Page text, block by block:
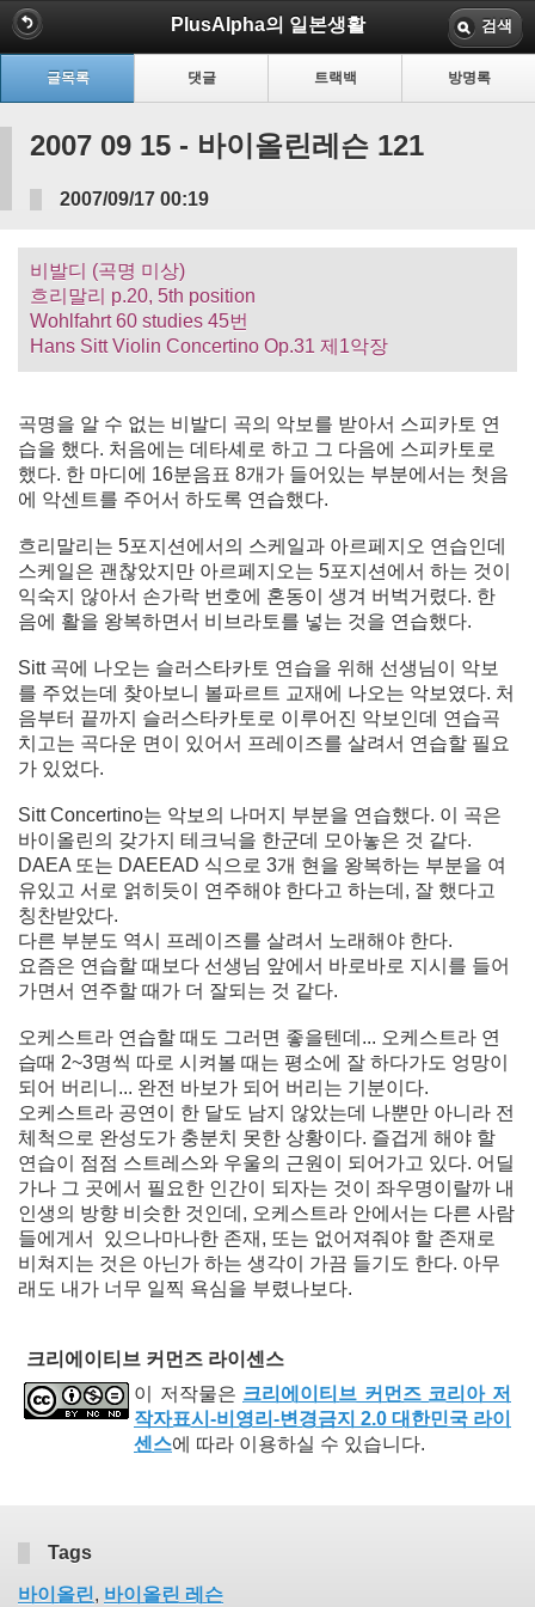
PlusAlpha의 일본생활 검색
글목록 댓글 트랙백 방명록
2007 09 15 - 바이올린레슨 121
2007/09/17 00:19
비발디 (곡명 미상)
흐리말리 p.20, 5th position
Wohlfahrt 60 studies 45번
Hans Sitt Violin Concertino Op.31 제1악장
곡명을 알 수 없는 비발디 곡의 악보를 받아서 스피카토 연
습을 했다. 처음에는 데타셰로 하고 그 다음에 스피카토로
했다. 한 마디에 16분음표 8개가 들어있는 부분에서는 첫음
에 악센트를 주어서 하도록 연습했다.
흐리말리는 5포지션에서의 스케일과 아르페지오 연습인데
스케일은 괜찮았지만 아르페지오는 5포지션에서 하는 것이
익숙지 않아서 손가락 번호에 혼동이 생겨 버벅거렸다. 한
음에 활을 왕복하면서 비브라토를 넣는 것을 연습했다.
Sitt 곡에 나오는 슬러스타카토 연습을 위해 선생님이 악보
를 주었는데 찾아보니 볼파르트 교재에 나오는 악보였다. 처
음부터 끝까지 슬러스타카토로 이루어진 악보인데 연습곡
치고는 곡다운 면이 있어서 프레이즈를 살려서 연습할 필요
가 있었다.
Sitt Concertino는 악보의 나머지 부분을 연습했다. 이 곡은
바이올린의 갖가지 테크닉을 한군데 모아놓은 것 같다.
DAEA 또는 DAEEAD 식으로 3개 현을 왕복하는 부분을 여
유있고 서로 얽히듯이 연주해야 한다고 하는데, 잘 했다고
칭찬받았다.
다른 부분도 역시 프레이즈를 살려서 노래해야 한다.
요즘은 연습할 때보다 선생님 앞에서 바로바로 지시를 들어
가면서 연주할 때가 더 잘되는 것 같다.
오케스트라 연습할 때도 그러면 좋을텐데... 오케스트라 연
습때 2~3명씩 따로 시켜볼 때는 평소에 잘 하다가도 엉망이
되어 버리니... 완전 바보가 되어 버리는 기분이다.
오케스트라 공연이 한 달도 남지 않았는데 나뿐만 아니라 전
체척으로 완성도가 충분치 못한 상황이다. 즐겁게 해야 할
연습이 점점 스트레스와 우울의 근원이 되어가고 있다. 어딜
가나 그 곳에서 필요한 인간이 되자는 것이 좌우명이랄까 내
인생의 방향 비슷한 것인데, 오케스트라 안에서는 다른 사람
들에게서 있으나마나한 존재, 또는 없어져줘야 할 존재로
비쳐지는 것은 아닌가 하는 생각이 가끔 들기도 한다. 아무
래도 내가 너무 일찍 욕심을 부렸나보다.
크리에이티브 커먼즈 라이센스
이 저작물은 크리에이티브 커먼즈 코리아 저
작자표시-비영리-변경금지 2.0 대한민국 라이
센스에 따라 이용하실 수 있습니다.
Tags
바이올린, 바이올린 레슨